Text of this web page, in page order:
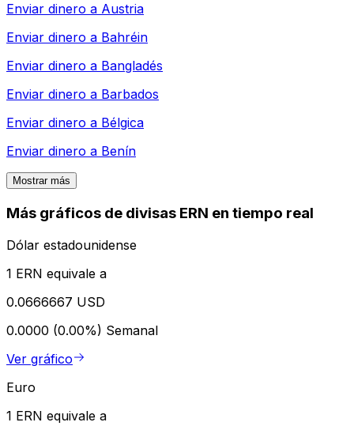
Enviar dinero a Austria
Enviar dinero a Bahréin
Enviar dinero a Bangladés
Enviar dinero a Barbados
Enviar dinero a Bélgica
Enviar dinero a Benín
Mostrar más
Más gráficos de divisas ERN en tiempo real
Dólar estadounidense
1 ERN equivale a
0.0666667 USD
0.0000 (0.00%) Semanal
Ver gráfico
Euro
1 ERN equivale a